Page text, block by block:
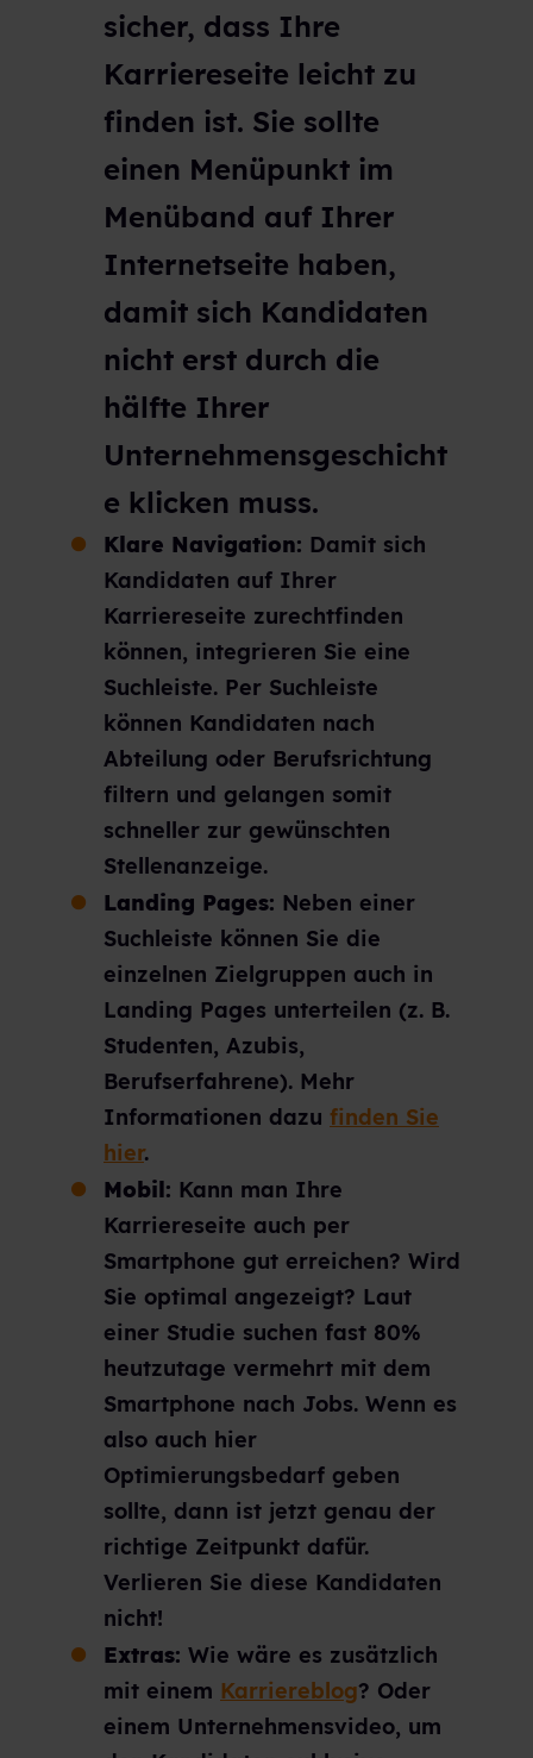
sicher, dass Ihre
Karriereseite leicht zu
finden ist. Sie sollte
einen Menüpunkt im
Menüband auf Ihrer
Internetseite haben,
damit sich Kandidaten
nicht erst durch die
hälfte Ihrer
Unternehmensgeschicht
e klicken muss.
Klare Navigation: Damit sich
Kandidaten auf Ihrer
Karriereseite zurechtfinden
können, integrieren Sie eine
Suchleiste. Per Suchleiste
können Kandidaten nach
Abteilung oder Berufsrichtung
filtern und gelangen somit
schneller zur gewünschten
Stellenanzeige.
Landing Pages: Neben einer
Suchleiste können Sie die
einzelnen Zielgruppen auch in
Landing Pages unterteilen (z. B.
Studenten, Azubis,
Berufserfahrene). Mehr
Informationen dazu finden Sie
hier.
Mobil: Kann man Ihre
Karriereseite auch per
Smartphone gut erreichen? Wird
Sie optimal angezeigt? Laut
einer Studie suchen fast 80%
heutzutage vermehrt mit dem
Smartphone nach Jobs. Wenn es
also auch hier
Optimierungsbedarf geben
sollte, dann ist jetzt genau der
richtige Zeitpunkt dafür.
Verlieren Sie diese Kandidaten
nicht!
Extras: Wie wäre es zusätzlich
mit einem Karriereblog? Oder
einem Unternehmensvideo, um